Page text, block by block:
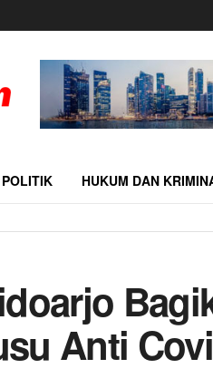
POLITIK HUKUM DAN
Anti